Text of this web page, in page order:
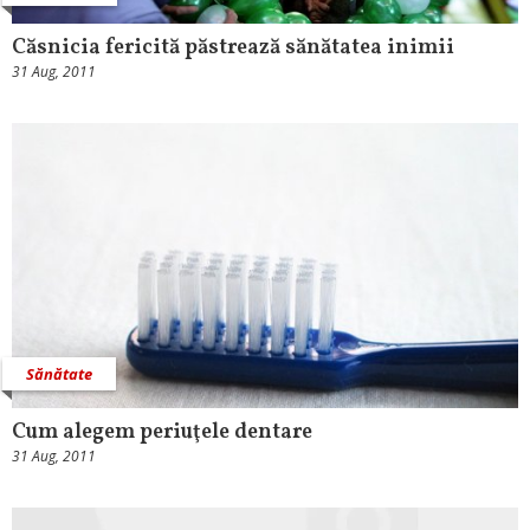
Căsnicia fericită păstrează sănătatea inimii
31 Aug, 2011
Sănătate
Cum alegem periuţele dentare
31 Aug, 2011